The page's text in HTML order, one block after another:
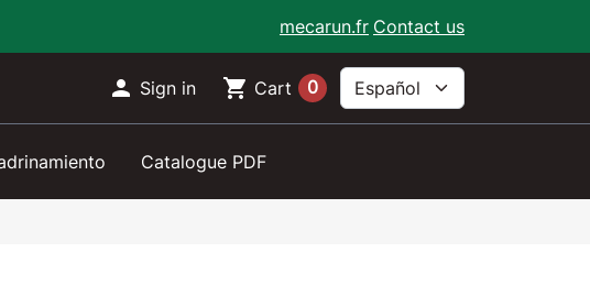
mecarun.fr Contact us
 Sign in shopping_cart Cart 0
Catalogue PDF